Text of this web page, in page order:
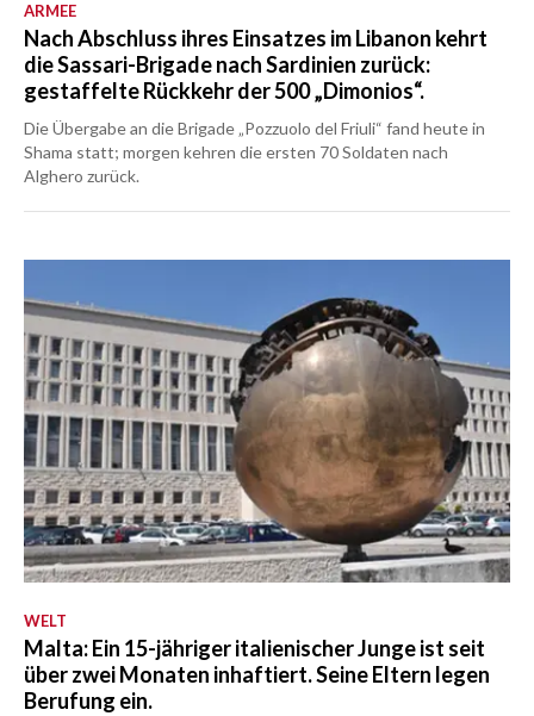
ARMEE
Nach Abschluss ihres Einsatzes im Libanon kehrt
die Sassari-Brigade nach Sardinien zurück:
gestaffelte Rückkehr der 500 „Dimonios“.
Die Übergabe an die Brigade „Pozzuolo del Friuli“ fand heute in
Shama statt; morgen kehren die ersten 70 Soldaten nach
Alghero zurück.
WELT
Malta: Ein 15-jähriger italienischer Junge ist seit
über zwei Monaten inhaftiert. Seine Eltern legen
Berufung ein.